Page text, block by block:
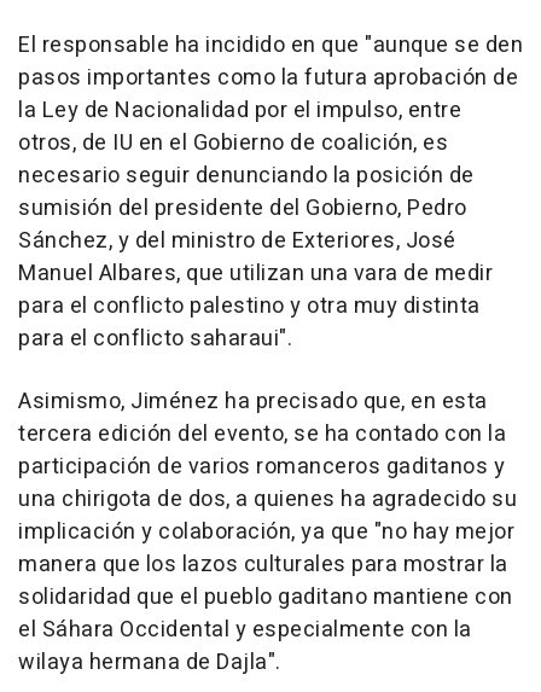
El responsable ha incidido en que "aunque se den
pasos importantes como la futura aprobación de
la Ley de Nacionalidad por el impulso, entre
otros, de IU en el Gobierno de coalición, es
necesario seguir denunciando la posición de
sumisión del presidente del Gobierno, Pedro
Sánchez, y del ministro de Exteriores, José
Manuel Albares, que utilizan una vara de medir
para el conflicto palestino y otra muy distinta
para el conflicto saharaui".
Asimismo, Jiménez ha precisado que, en esta
tercera edición del evento, se ha contado con la
participación de varios romanceros gaditanos y
una chirigota de dos, a quienes ha agradecido su
implicación y colaboración, ya que "no hay mejor
manera que los lazos culturales para mostrar la
solidaridad que el pueblo gaditano mantiene con
el Sáhara Occidental y especialmente con la
wilaya hermana de Dajla".